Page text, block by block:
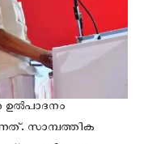
ഉൽപാദനം
സാമ്പത്തിക